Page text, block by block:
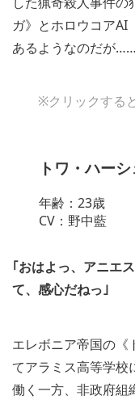
ガ》とホロウコアAI
あるようなのだが……
※クリックする
トワ・ハー
年齢：23歳
CV：野中藍
｢おはよっ、アニエ
て、感心だねっ｣
エレボニア帝国の《
てアラミス高等学校
働く一方、非政府組